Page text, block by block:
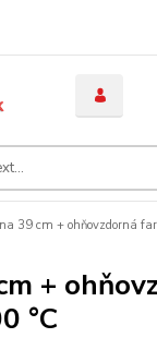
39 cm + ohňovzdorná
+
°C